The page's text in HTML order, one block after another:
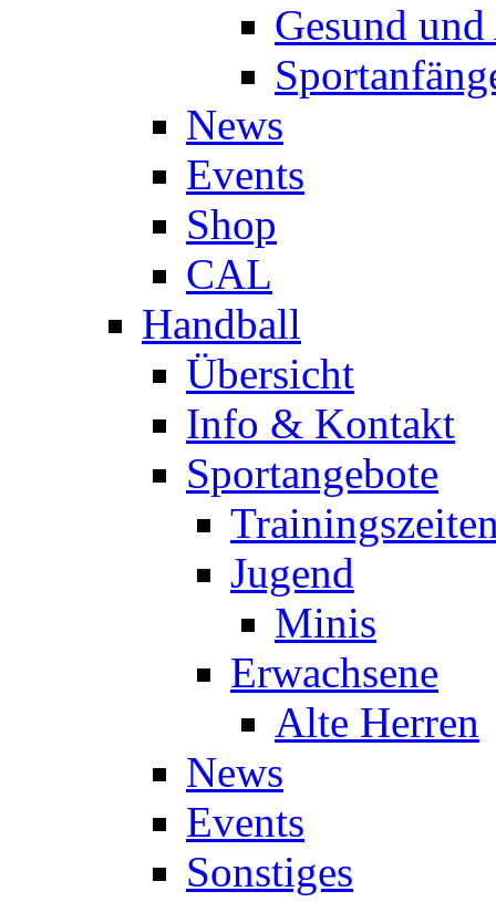
Gesund
News
Events
Shop
CAL
Handball
Übersicht
Info & Kontakt
Sportangebote
Jugend
Minis
Erwachsene
Alte Herren
News
Events
Sonstiges